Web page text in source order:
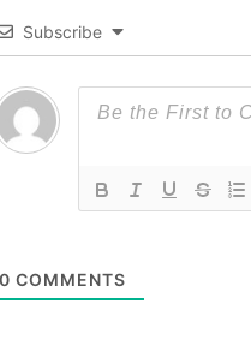
Subscribe
0 COMMENTS